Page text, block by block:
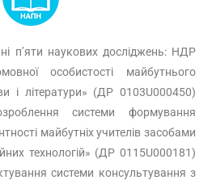
п’яти наукових досліджень: НДР
особистості майбутнього
і літератури» (ДР 0103U000450)
системи формування
майбутніх учителів засобами
технологій» (ДР 0115U000181)
системи консультування з